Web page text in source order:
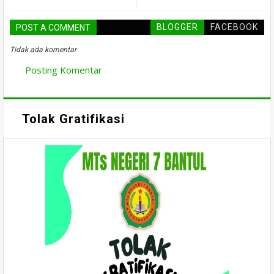
POST A COMMENT BLOGGER FACEBOOK
Tidak ada komentar
Posting Komentar
Tolak Gratifikasi